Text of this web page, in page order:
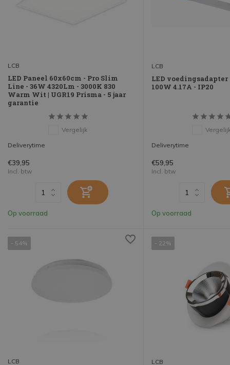
LCB
LED Paneel 60x60cm - Pro Slim
Line - 36W 4320Lm - 3000K 830
Warm Wit | UGR19 Prisma - 5 jaar
garantie
Vergelijk
Deliverytime
€39,95
Incl. btw
Op voorraad
LCB
LED
100W 4.17A - IP20
Deliverytime
€59,95
Incl. btw
Op voorraad
- 54%
LCB
- 22%
LCB